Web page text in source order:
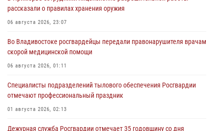
рассказали о правилах хранения оружия
06 августа 2026, 23:07
Во Владивостоке росгвардейцы передали правонарушителя врачам
скорой медицинской помощи
06 августа 2026, 01:11
Специалисты подразделений тылового обеспечения Росгвардии
отмечают профессиональный праздник
01 августа 2026, 02:13
Дежурная служба Росгвардии отмечает 35 годовщину со дня